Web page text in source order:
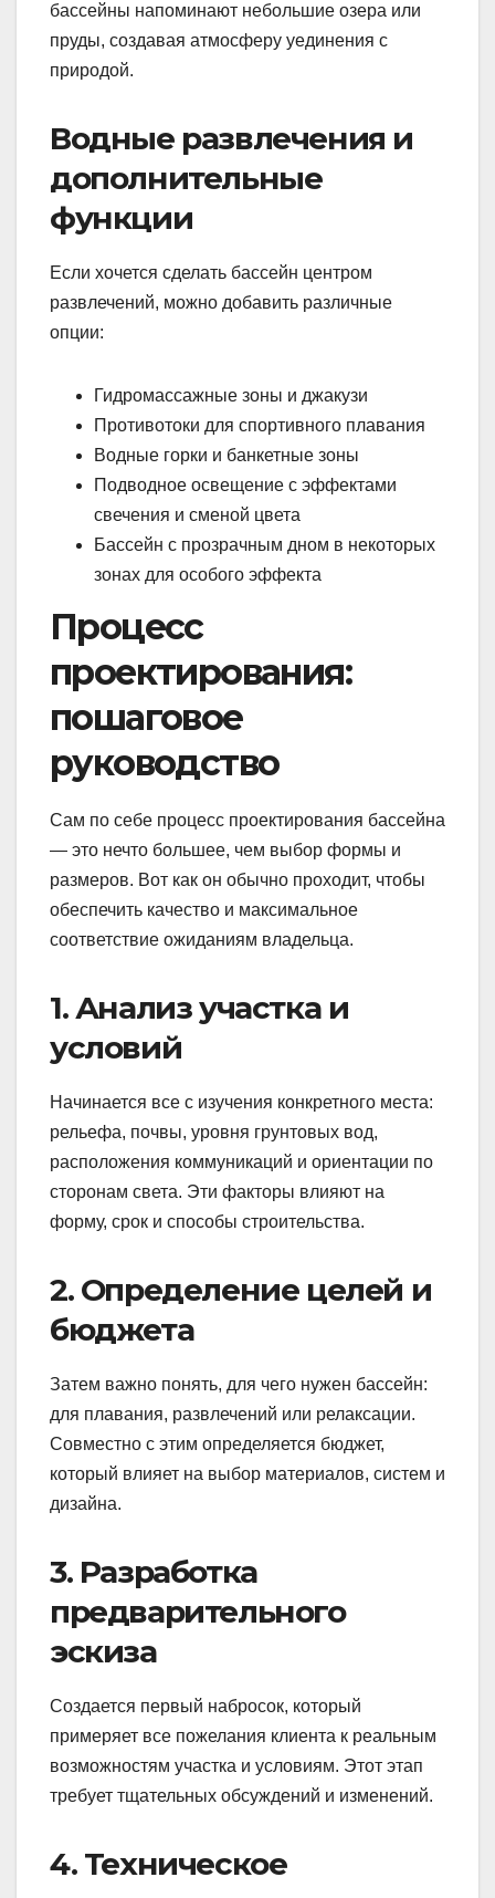
бассейны напоминают небольшие озера или
пруды, создавая атмосферу уединения с
природой.
Водные развлечения и
дополнительные
функции
Если хочется сделать бассейн центром
развлечений, можно добавить различные
опции:
Гидромассажные зоны и джакузи
Противотоки для спортивного плавания
Водные горки и банкетные зоны
Подводное освещение с эффектами
свечения и сменой цвета
Бассейн с прозрачным дном в некоторых
зонах для особого эффекта
Процесс
проектирования:
пошаговое
руководство
Сам по себе процесс проектирования бассейна
— это нечто большее, чем выбор формы и
размеров. Вот как он обычно проходит, чтобы
обеспечить качество и максимальное
соответствие ожиданиям владельца.
1. Анализ участка и
условий
Начинается все с изучения конкретного места:
рельефа, почвы, уровня грунтовых вод,
расположения коммуникаций и ориентации по
сторонам света. Эти факторы влияют на
форму, срок и способы строительства.
2. Определение целей и
бюджета
Затем важно понять, для чего нужен бассейн:
для плавания, развлечений или релаксации.
Совместно с этим определяется бюджет,
который влияет на выбор материалов, систем и
дизайна.
3. Разработка
предварительного
эскиза
Создается первый набросок, который
примеряет все пожелания клиента к реальным
возможностям участка и условиям. Этот этап
требует тщательных обсуждений и изменений.
4. Техническое